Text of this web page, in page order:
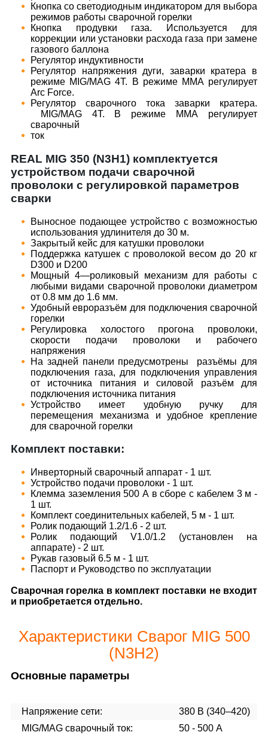
Кнопка со светодиодным индикатором для выбора
режимов работы сварочной горелки
Кнопка продувки газа. Используется для
коррекции или установки расхода газа при замене
газового баллона
Регулятор индуктивности
Регулятор напряжения дуги, заварки кратера в
режиме MIG/MAG 4Т. В режиме ММА регулирует
Arc Force.
Регулятор сварочного тока заварки кратера.
MIG/MAG 4Т. В режиме ММА регулирует
сварочный
ток
REAL MIG 350 (N3H1) комплектуется
устройством подачи сварочной
проволоки с регулировкой параметров
сварки
Выносное подающее устройство с возможностью
использования удлинителя до 30 м.
Закрытый кейс для катушки проволоки
Поддержка катушек с проволокой весом до 20 кг
D300 и D200
Мощный 4—роликовый механизм для работы с
любыми видами сварочной проволоки диаметром
от 0.8 мм до 1.6 мм.
Удобный евроразъём для подключения сварочной
горелки
Регулировка холостого прогона проволоки,
скорости подачи проволоки и рабочего
напряжения
На задней панели предусмотрены разъёмы для
подключения газа, для подключения управления
от источника питания и силовой разъём для
подключения источника питания
Устройство имеет удобную ручку для
перемещения механизма и удобное крепление
для сварочной горелки
Комплект поставки:
Инверторный сварочный аппарат - 1 шт.
Устройство подачи проволоки - 1 шт.
Клемма заземления 500 А в сборе с кабелем 3 м -
1 шт.
Комплект соединительных кабелей, 5 м - 1 шт.
Ролик подающий 1.2/1.6 - 2 шт.
Ролик подающий V1.0/1.2 (установлен на
аппарате) - 2 шт.
Рукав газовый 6.5 м - 1 шт.
Паспорт и Руководство по эксплуатации
Сварочная горелка в комплект поставки не входит
и приобретается отдельно.
Характеристики Сварог MIG 500
(N3H2)
Основные параметры
Напряжение сети:
380 В (340–420)
MIG/MAG cварочный ток:
50 - 500 А